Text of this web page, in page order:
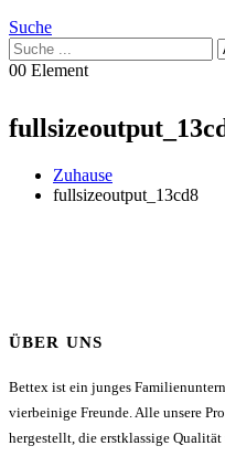
Suche
00 Element
Zuhause
fullsizeoutput_13cd8
ÜBER UNS
Bettex ist ein junges
vierbeinige Freunde. Alle unsere
hergestellt, die erstklassige